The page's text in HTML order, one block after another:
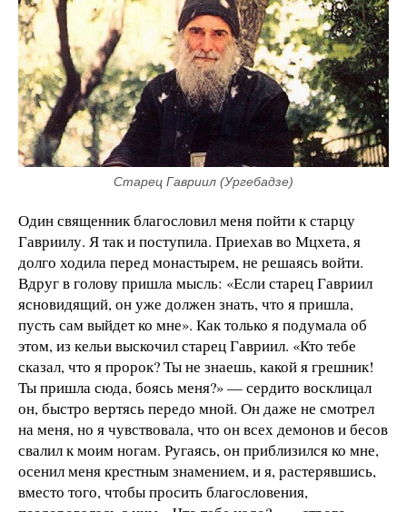
Старец Гавриил (Ургебадзе)
Один священник благословил меня пойти к старцу
Гавриилу. Я так и поступила. Приехав во Мцхета, я
долго ходила перед монастырем, не решаясь войти.
Вдруг в голову пришла мысль: «Если старец Гавриил
ясновидящий, он уже должен знать, что я пришла,
пусть сам выйдет ко мне». Как только я подумала об
этом, из кельи выскочил старец Гавриил. «Кто тебе
сказал, что я пророк? Ты не знаешь, какой я грешник!
Ты пришла сюда, боясь меня?» — сердито восклицал
он, быстро вертясь передо мной. Он даже не смотрел
на меня, но я чувствовала, что он всех демонов и бесов
свалил к моим ногам. Ругаясь, он приблизился ко мне,
осенил меня крестным знамением, и я, растерявшись,
вместо того, чтобы просить благословения,